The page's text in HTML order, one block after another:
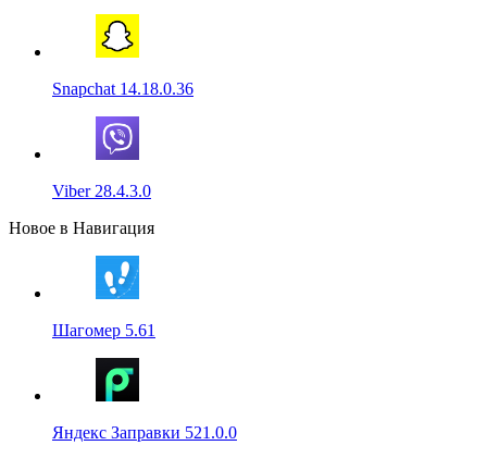
Snapchat 14.18.0.36
Viber 28.4.3.0
Новое в Навигация
Шагомер 5.61
Яндекс Заправки 521.0.0